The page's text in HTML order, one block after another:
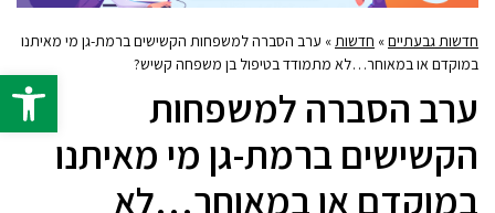
פתח
חדשות גבעתיים» חדשות » ערב הסברה למשפחות הקשישים ברמת-גן מי מאיתנו
במוקדם או במאוחר…לא מתמודד בטיפול בן משפחה קשיש?
ערב הסברה למשפחות
הקשישים ברמת-גן מי מאיתנו
במוקדם או במאוחר…לא